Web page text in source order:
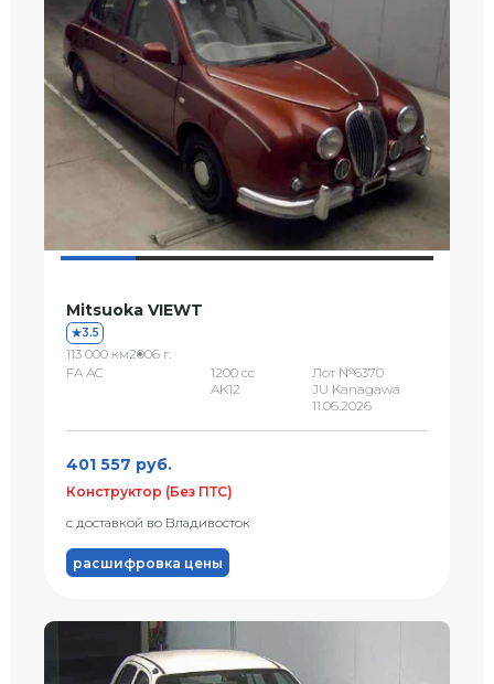
Mitsuoka VIEWT
3.5
113 000 км2006 г.
FA AC
1200 сс
AK12
Лот №6370
JU Kanagawa
11.06.2026
401 557 руб.
Конструктор (Без ПТС)
с доставкой во Владивосток
расшифровка цены